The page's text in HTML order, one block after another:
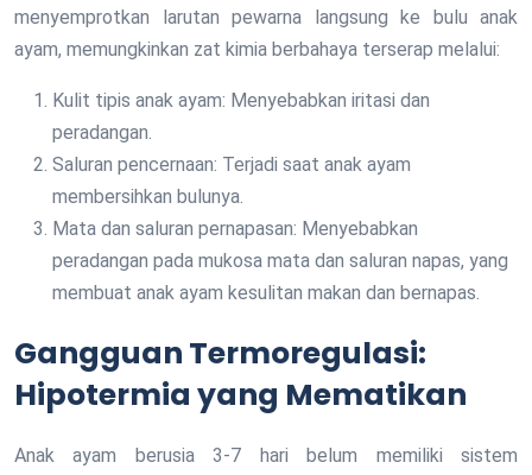
menyemprotkan larutan pewarna langsung ke bulu anak
ayam, memungkinkan zat kimia berbahaya terserap melalui:
Kulit tipis anak ayam: Menyebabkan iritasi dan
peradangan.
Saluran pencernaan: Terjadi saat anak ayam
membersihkan bulunya.
Mata dan saluran pernapasan: Menyebabkan
peradangan pada mukosa mata dan saluran napas, yang
membuat anak ayam kesulitan makan dan bernapas.
Gangguan Termoregulasi:
Hipotermia yang Mematikan
Anak ayam berusia 3-7 hari belum memiliki sistem